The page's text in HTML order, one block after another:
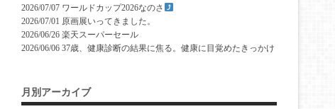
2026/07/07 ワールドカップ2026なのさ
2026/07/01 原画展いってきました。
2026/06/26 楽天スーパーセール
2026/06/06 37歳、健康診断の結果に焦る。健康に目覚めたきっかけ
月別アーカイブ